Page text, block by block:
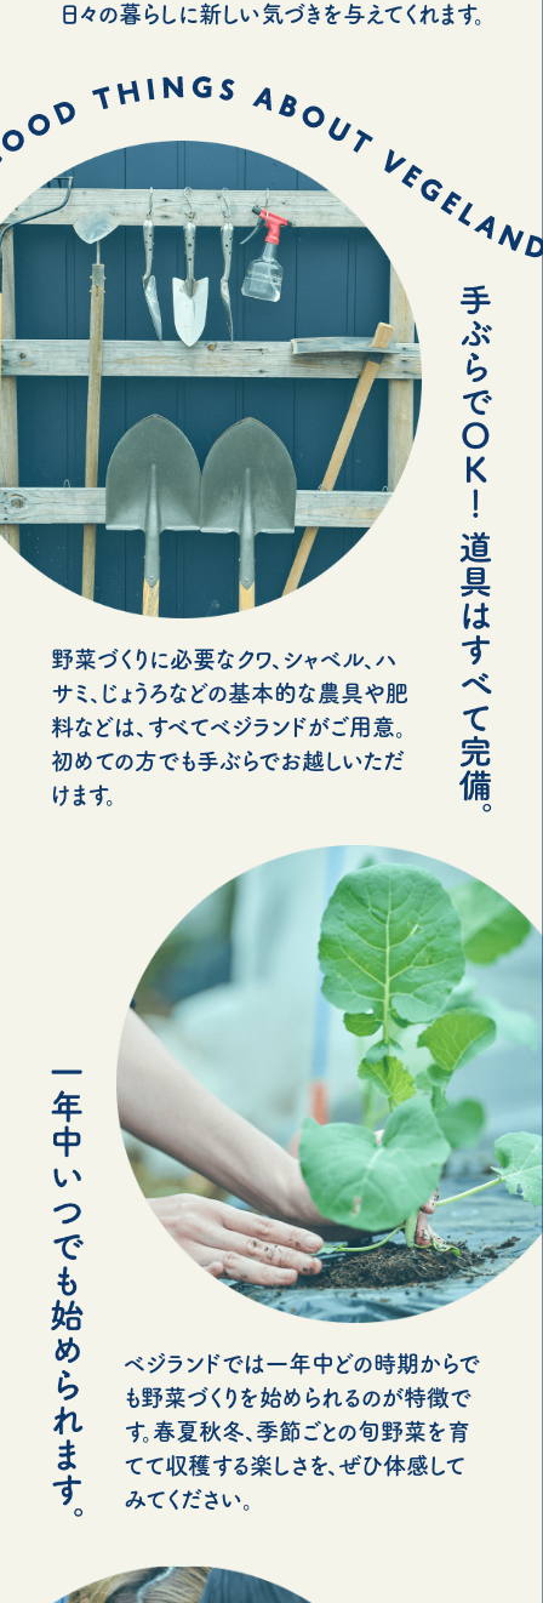
日々の暮らしに新しい気づきを与えてくれます。
野菜づくりに必要なクワ、シャベル、ハ
サミ、じょうろなどの基本的な農具や肥
料などは、すべてベジランドがご用意。
初めての方でも手ぶらでお越しいただ
けます。
ベジランドでは一年中どの時期からで
も野菜づくりを始められるのが特徴で
す。春夏秋冬、季節ごとの旬野菜を育
てて収穫する楽しさを、ぜひ体感して
みてください。